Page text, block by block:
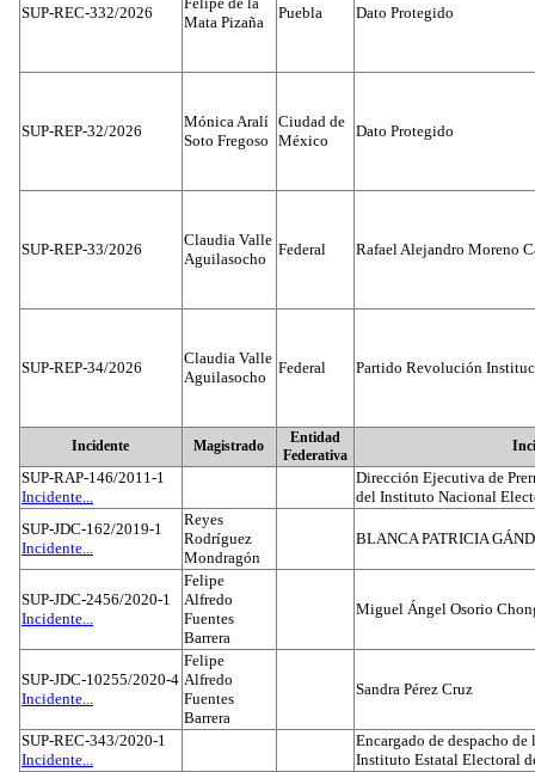
SUP-REC-332/2026
Mata Pizaña
Puebla Dato Protegido
SUP-REP-32/2026
Mónica Aralí
Soto Fregoso
Ciudad de
México
Dato Protegido
SUP-REP-33/2026
Claudia Valle
Aguilasocho
Federal Rafael Alejandro Moreno
SUP-REP-34/2026
Claudia Valle
Aguilasocho
Federal Partido Revolución
Incidente Magistrado
Entidad
Federativa
SUP-RAP-146/2011-1
Incidente...
Dirección Ejecutiva de
del Instituto Nacional
SUP-JDC-162/2019-1
Incidente...
Reyes
Rodríguez
Mondragón
BLANCA PATRICIA
SUP-JDC-2456/2020-1
Incidente...
Felipe
Alfredo
Fuentes
Barrera
Miguel Ángel Osorio
SUP-JDC-10255/2020-4
Incidente...
Felipe
Alfredo
Fuentes
Barrera
Sandra Pérez Cruz
SUP-REC-343/2020-1
Incidente...
Encargado de despacho
Instituto Estatal Electoral